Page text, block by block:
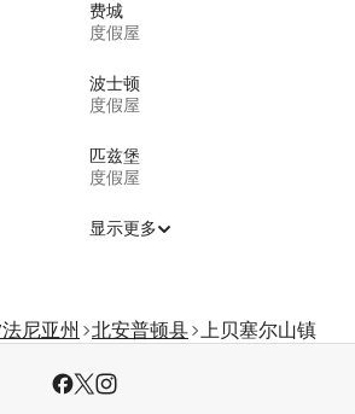
费城
度假屋
波士顿
度假屋
匹兹堡
度假屋
显示更多
尼亚州 北安普顿县 上贝塞尔山镇